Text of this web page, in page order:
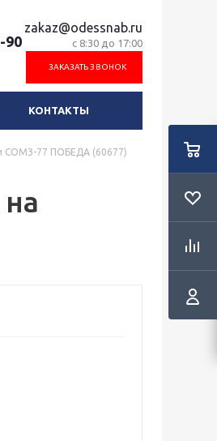
90
zakaz@odessnab.ru
с 8:30 до 17:00
ЗАКАЗАТЬ ЗВОНОК
КОНТАКТЫ
СОМЗ-77 ПОБЕДА (60677)